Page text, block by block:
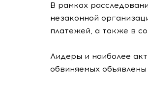
В рамках
незаконной
платежей, а также в
Лидеры и наиболее
обвиняемых